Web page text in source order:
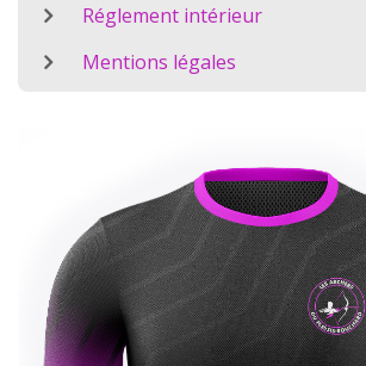
Réglement intérieur
Mentions légales